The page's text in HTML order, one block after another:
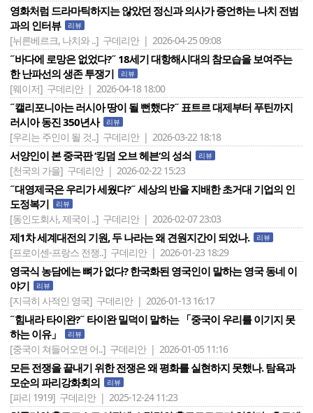
영화처럼 드라마틱하지는 않았던 정신과 의사가 증언하는 나치 전범
과의 인터뷰
리뷰
[뉘른베르크, 나치와 ..] 구데리안 | 2026-04-25 09:08
˝바다에 로망은 없었다?˝ 18세기 대항해시대의 참모습을 보여주는
한 난파선의 생존 투쟁기
리뷰
[웨이저] 구데리안 | 2026-04-18 18:00
˝캘리포니아는 러시아 땅이 될 뻔했다?˝ 표트르 대제부터 푸틴까지
러시아 동진 350년사
리뷰
[우리는 주인이 될 것..] 구데리안 | 2026-03-22 18:18
서양인이 본 중국판 ‘킹덤 오브 헤븐‘의 성쇠 리뷰
[천국의 가을] 구데리안 | 2026-02-22 15:23
˝대영제국은 우리가 세웠다?˝ 세상의 반을 지배한 초거대 기업의 인
도정복기
리뷰
[동인도회사, 제국이 ..] 구데리안 | 2026-02-07 23:03
제1차 세계대전의 기원, 두 나라는 왜 견원지간이 되었나. 리뷰
[프로이센-프랑스 전쟁..] 구데리안 | 2026-01-23 18:29
영국식 농담에는 뼈가 없다? 한국화된 영국인이 말하는 영국 동네 이
야기
리뷰
[지극히 사적인 영국] 구데리안 | 2026-01-13 16:17
˝힘내라 타이완?˝ 타이완 밀덕이 말하는 「중국이 우리를 이기지 못
하는 이유」
리뷰
[중국이 쳐들어오면 어..] 구데리안 | 2026-01-05 11:16
모든 전쟁을 끝내기 위한 전쟁은 왜 평화를 실현하지 못했나. 탐욕과
모순의 파리강화회의
리뷰
[파리 1919] 구데리안 | 2025-12-24 11:23